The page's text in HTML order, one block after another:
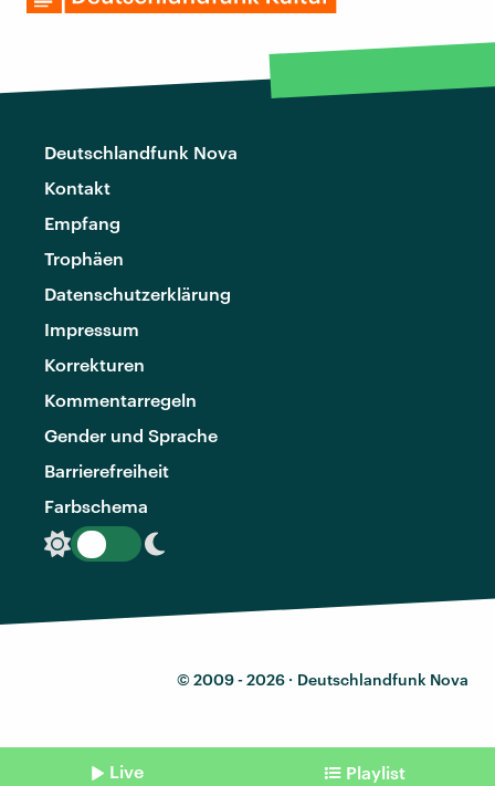
Deutschlandfunk Nova
Kontakt
Empfang
Trophäen
Datenschutzerklärung
Impressum
Korrekturen
Kommentarregeln
Gender und Sprache
Barrierefreiheit
Farbschema
© 2009 - 2026 · Deutschlandfunk Nova
Live Playlist